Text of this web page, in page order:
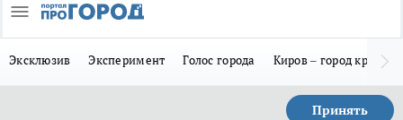
Эксклюзив Эксперимент Голос города Киров – город
Принять